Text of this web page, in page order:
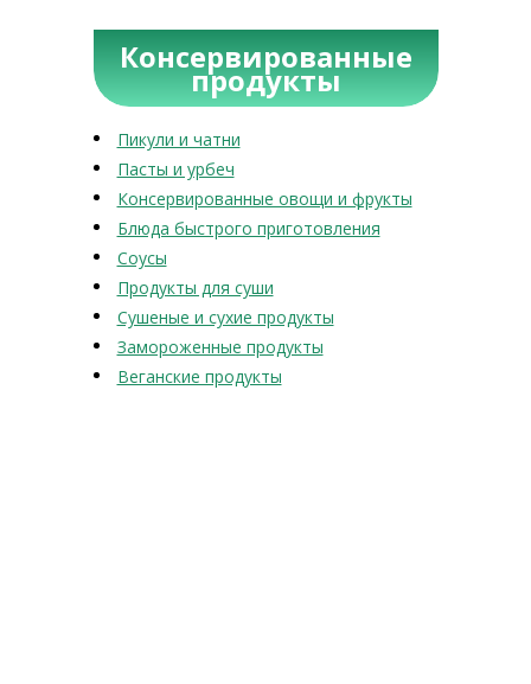
Консервированные
продукты
Пикули и чатни
Пасты и урбеч
Консервированные овощи и фрукты
Блюда быстрого приготовления
Соусы
Продукты для суши
Сушеные и сухие продукты
Замороженные продукты
Веганские продукты